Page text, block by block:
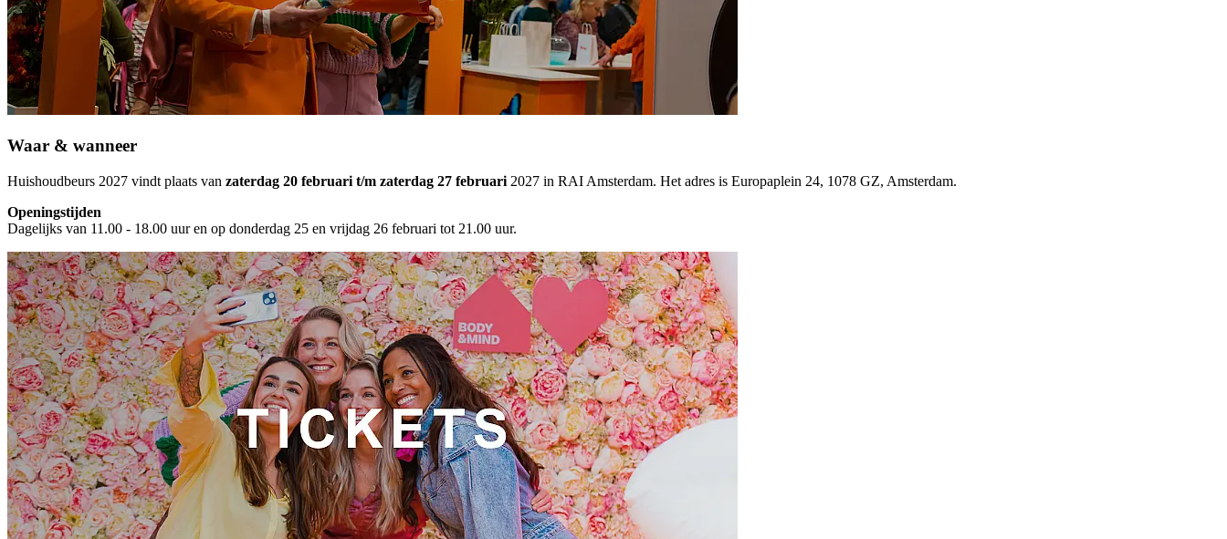
Waar & wanneer
Huishoudbeurs 2027 vindt plaats van zaterdag 20 februari t/m zaterdag 27 februari 2027 in RAI Amsterdam. Het adres is Europaplein 24, 1078 GZ, Amsterdam.
Openingstijden
Dagelijks van 11.00 - 18.00 uur en op donderdag 25 en vrijdag 26 februari tot 21.00 uur.